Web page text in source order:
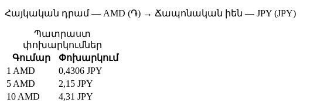
Հայկական դրամ — AMD (֏) → Ճապոնական իեն — JPY (JPY)
Պատրաստ
փոխարկումներ
Գումար
Փոխարկում
1 AMD
0,4306 JPY
5 AMD
2,15 JPY
10 AMD
4,31 JPY